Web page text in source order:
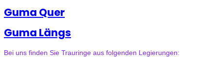
Guma Quer
Guma Längs
Bei uns finden Sie Trauringe aus folgenden Legierungen: